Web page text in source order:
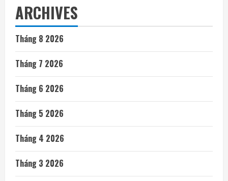
ARCHIVES
Tháng 8 2026
Tháng 7 2026
Tháng 6 2026
Tháng 5 2026
Tháng 4 2026
Tháng 3 2026